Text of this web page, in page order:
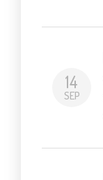
14
SEP